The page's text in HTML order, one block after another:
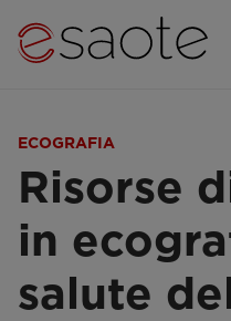
ECOGRAFIA
Risorse
in
salute